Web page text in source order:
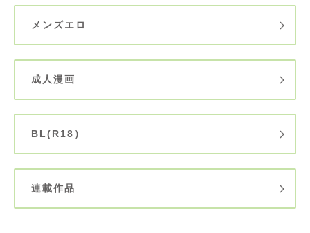
メンズエロ
成人漫画
BL(R18）
連載作品